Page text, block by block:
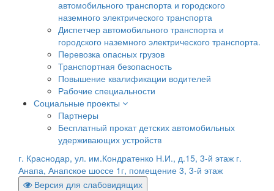
автомобильного транспорта и городского
наземного электрического транспорта
Диспетчер автомобильного транспорта и
городского наземного электрического транспорта.
Перевозка опасных грузов
Транспортная безопасность
Повышение квалификации водителей
Рабочие специальности
Социальные проекты
Партнеры
Бесплатный прокат детских автомобильных
удерживающих устройств
г. Краснодар, ул. им.Кондратенко Н.И., д.15, 3-й этаж г.
Анапа, Анапское шоссе 1г, помещение 3, 3-й этаж
Версия для слабовидящих